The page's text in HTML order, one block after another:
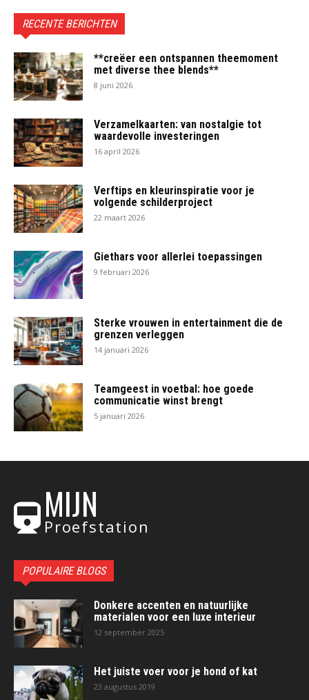
RECENTE BERICHTEN
**creëer een ontspannen theemoment
met diverse thee blends**
8 juni 2026
Verzamelkaarten: van nostalgie tot
waardevolle investeringen
16 april 2026
Verftips en kleurinspiratie voor je
volgende schilderproject
22 maart 2026
Giethars voor allerlei toepassingen
9 februari 2026
Sterke vrouwen in entertainment die de
grenzen verleggen
14 januari 2026
Teamgeest in voetbal: hoe goede
communicatie winst brengt
5 januari 2026
MIJN
Proefstation
POPULAIRE BLOGS
Donkere accenten en natuurlijke
materialen voor een luxe interieur
12 september 2025
Het juiste voer voor je hond of kat
23 augustus 2019